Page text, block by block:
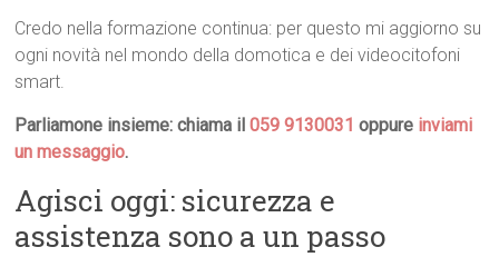
Credo nella formazione continua: per questo mi aggiorno su
ogni novità nel mondo della domotica e dei videocitofoni
smart.
Parliamone insieme: chiama il059 9130031 oppure inviami
un messaggio.
Agisci oggi: sicurezza e
assistenza sono a un passo